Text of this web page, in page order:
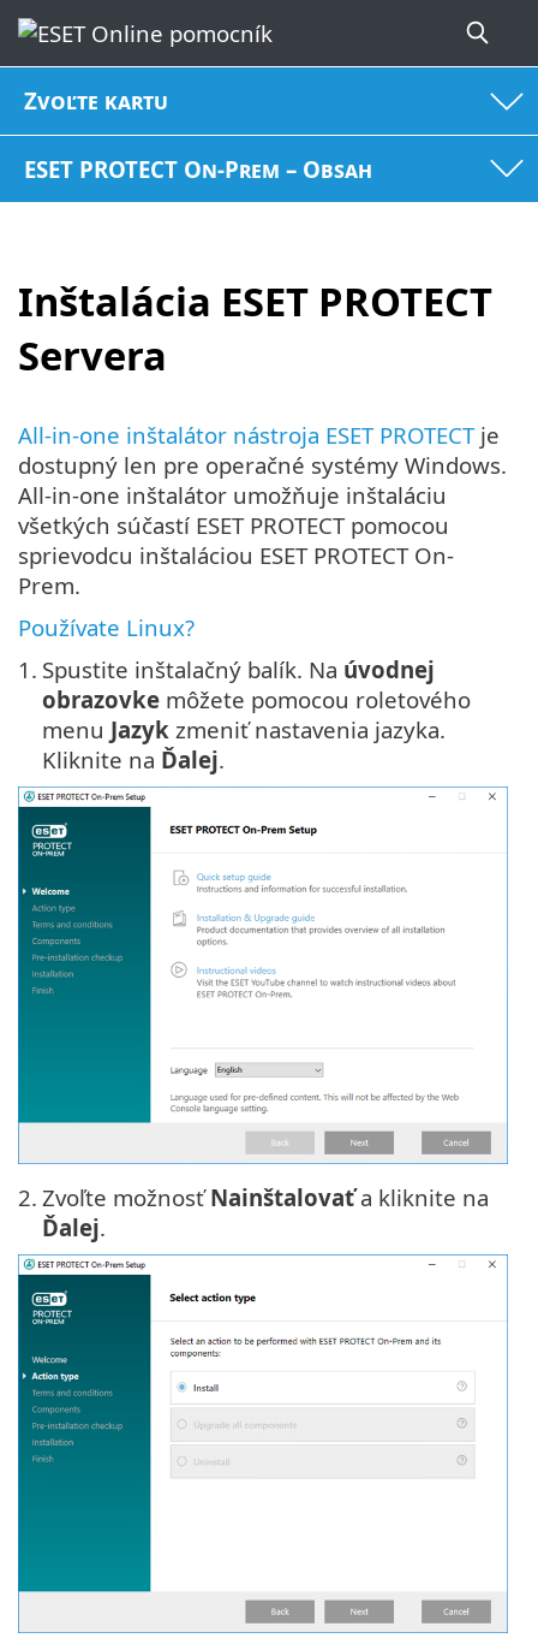
Zvoľte kartu
ESET PROTECT On-Prem – Obsah
Inštalácia ESET PROTECT
Servera
All-in-one inštalátor nástroja ESET PROTECTje
dostupný len pre operačné systémy Windows.
All‑in‑one inštalátor umožňuje inštaláciu
všetkých súčastí ESET PROTECT pomocou
sprievodcu inštaláciou ESET PROTECT On-
Prem.
Používate Linux?
1. Spustite inštalačný balík. Na úvodnej
obrazovke môžete pomocou roletového
menu Jazyk zmeniť nastavenia jazyka.
Kliknite na Ďalej.
2. Zvoľte možnosťNainštalovaťa kliknite na
Ďalej.